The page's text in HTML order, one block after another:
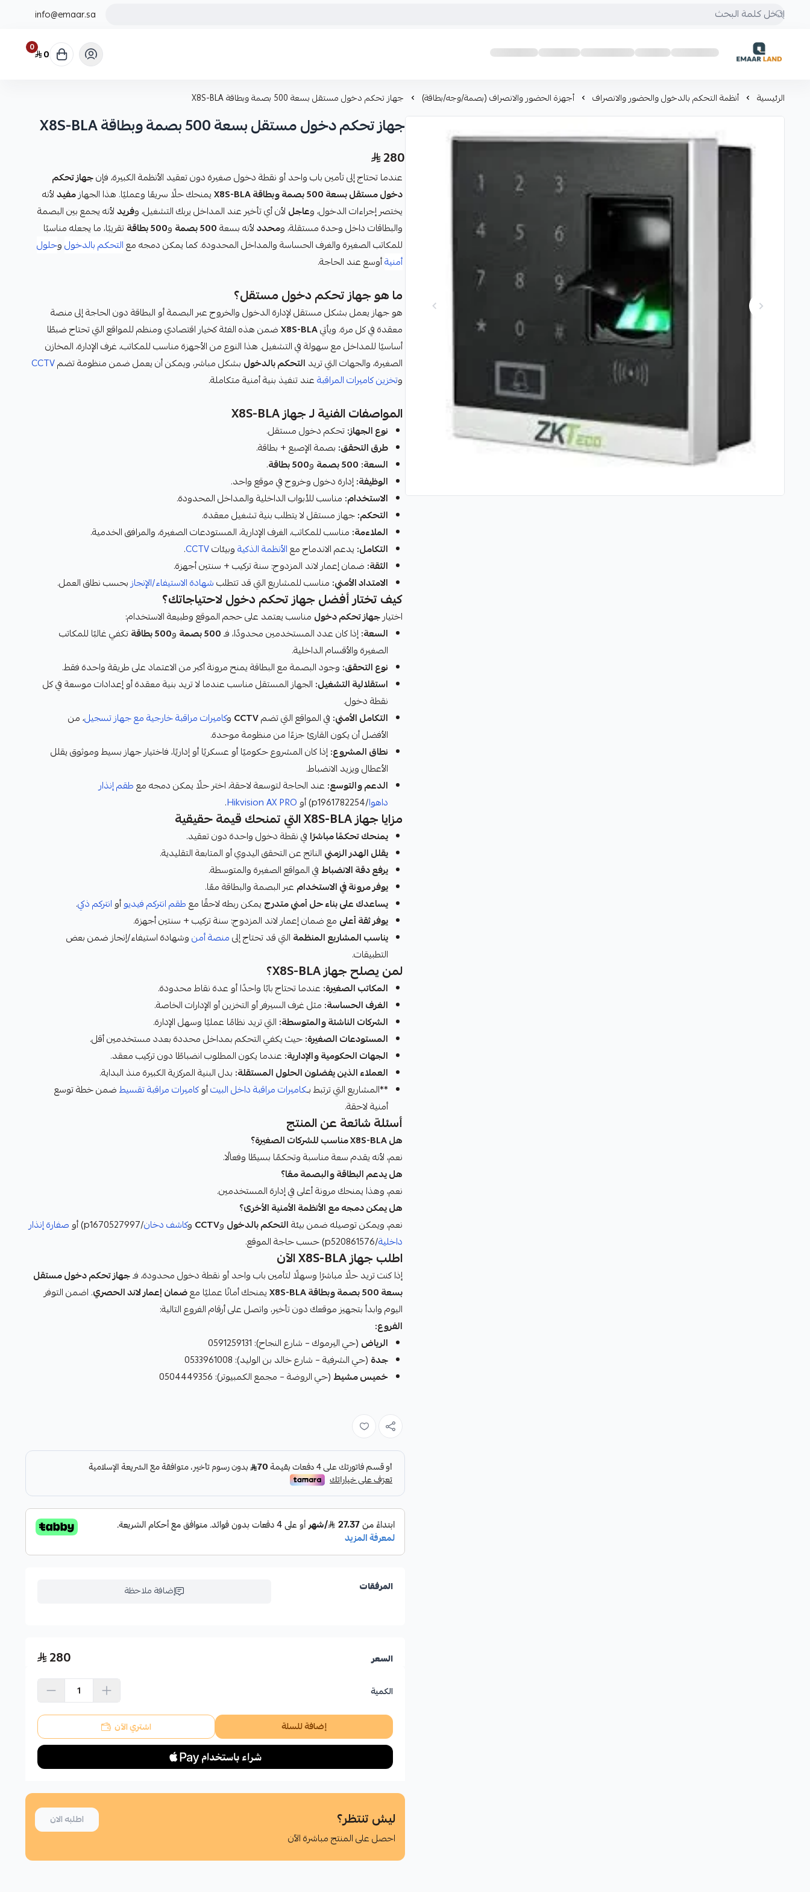
info@emaar.sa
إعمار لاند
0 0
الرئيسية أنظمة التحكم بالدخول والحضور والانصراف أجهزة الحضور والانصراف (بصمة/وجه/بطاقة) جهاز تحكم دخول مستقل بسعة 500 بصمة وبطاقة X8S-BLA
جهاز تحكم دخول مستقل بسعة 500 بصمة وبطاقة X8S-BLA
280
عندما تحتاج إلى تأمين باب واحد أو نقطة دخول صغيرة دون تعقيد الأنظمة الكبيرة، فإنجهاز تحكم
دخول مستقل بسعة 500 بصمة وبطاقة X8S-BLA
يمنحك حلًا سريعًا وعمليًا. هذا الجهازمفيدلأنه
يختصر إجراءات الدخول، وعاجل لأن أي تأخير عند المداخل يربك التشغيل، وفريدلأنه يجمع بين البصمة
والبطاقات داخل وحدة مستقلة، ومحددلأنه بسعة500 بصمة و500 بطاقة
تقريبًا، ما يجعله مناسبًا
للمكاتب الصغيرة والغرف الحساسة والمداخل المحدودة. كما يمكن دمجه معالتحكم بالدخولوحلول
أمنيةأوسع عند الحاجة.
ما هو جهاز تحكم دخول مستقل؟
هو جهاز يعمل بشكل مستقل لإدارة الدخول والخروج عبر البصمة أو البطاقة دون الحاجة إلى منصة
معقدة في كل مرة. ويأتيX8S-BLAضمن هذه الفئة كخيار اقتصادي ومنظم للمواقع التي تحتاج ضبطًا
أساسيًا للمداخل مع سهولة في التشغيل. هذا النوع من الأجهزة مناسب للمكاتب، غرف الإدارة، المخازن
الصغيرة، والجهات التي تريد التحكم بالدخول بشكل مباشر، ويمكن أن يعمل ضمن منظومة تضمCCTV
وتخزين كاميرات المراقبةعند تنفيذ بنية أمنية متكاملة.
المواصفات الفنية لـ جهاز X8S-BLA
نوع الجهاز:تحكم دخول مستقل.
طرق التحقق: بصمة الإصبع + بطاقة.
السعة: 500 بصمة و500 بطاقة
.
الوظيفة:إدارة دخول وخروج في موقع واحد.
الاستخدام: مناسب للأبواب الداخلية والمداخل المحدودة.
التحكم:جهاز مستقل لا يتطلب بنية تشغيل معقدة.
الملاءمة: مناسب للمكاتب، الغرف الإدارية، المستودعات الصغيرة، والمرافق الخدمية.
التكامل: يدعم الاندماج معالأنظمة الذكيةوبيئاتCCTV
.
الثقة: ضمان إعمار لاند المزدوج: سنة تركيب + سنتين أجهزة.
الامتداد الأمني: مناسب للمشاريع التي قد تتطلبشهادة الاستيفاء/الإنجازبحسب نطاق العمل.
كيف تختار أفضل جهاز تحكم دخول لاحتياجاتك؟
اختيارجهاز تحكم دخول مناسب يعتمد على حجم الموقع وطبيعة الاستخدام:
السعة:إذا كان عدد المستخدمين محدودًا، فـ500 بصمة و500 بطاقة
تكفي غالبًا للمكاتب
الصغيرة والأقسام الداخلية.
نوع التحقق: وجود البصمة مع البطاقة يمنح مرونة أكبر من الاعتماد على طريقة واحدة فقط.
استقلالية التشغيل: الجهاز المستقل مناسب عندما لا تريد بنية معقدة أو إعدادات موسعة في كل
نقطة دخول.
التكامل الأمني: في المواقع التي تضمCCTV وكاميرات مراقبة خارجية مع جهاز تسجيل، من
الأفضل أن يكون القارئ جزءًا من منظومة موحدة.
نطاق المشروع:إذا كان المشروع حكوميًا أو عسكريًا أو إداريًا، فاختيار جهاز بسيط وموثوق يقلل
الأعطال ويزيد الانضباط.
الدعم والتوسع: عند الحاجة لتوسعة لاحقة، اختر حلًا يمكن دمجه معطقم إنذار
داهوا/p1961782254) أو Hikvision AX PRO
.
مزايا جهاز X8S-BLA التي تمنحك قيمة حقيقية
يمنحك تحكمًا مباشرًا في نقطة دخول واحدة دون تعقيد.
يقلل الهدر الزمني الناتج عن التحقق اليدوي أو المتابعة التقليدية.
يرفع دقة الانضباط في المواقع الصغيرة والمتوسطة.
يوفر مرونة في الاستخدام عبر البصمة والبطاقة معًا.
يساعدك على بناء حل أمني متدرج يمكن ربطه لاحقًا معطقم انتركم فيديوأوانتركم ذكي.
يوفر ثقة أعلى مع ضمان إعمار لاند المزدوج: سنة تركيب + سنتين أجهزة.
يناسب المشاريع المنظمة التي قد تحتاج إلىمنصة أمنوشهادة استيفاء/إنجاز ضمن بعض
التطبيقات.
لمن يصلح جهاز X8S-BLA؟
المكاتب الصغيرة: عندما تحتاج بابًا واحدًا أو عدة نقاط محدودة.
الغرف الحساسة: مثل غرف السيرفر أو التخزين أو الإدارات الخاصة.
الشركات الناشئة والمتوسطة: التي تريد نظامًا عمليًا وسهل الإدارة.
المستودعات الصغيرة:حيث يكفي التحكم بمداخل محددة بعدد مستخدمين أقل.
الجهات الحكومية والإدارية: عندما يكون المطلوب انضباطًا دون تركيب معقد.
العملاء الذين يفضلون الحلول المستقلة: بدل البنية المركزية الكبيرة منذ البداية.
**المشاريع التي ترتبط بـكاميرات مراقبة داخل البيتأوكاميرات مراقبة تقسيطضمن خطة توسع
أمنية لاحقة.
أسئلة شائعة عن المنتج
هل X8S-BLA مناسب للشركات الصغيرة؟
نعم، لأنه يقدم سعة مناسبة وتحكمًا بسيطًا وفعالًا.
هل يدعم البطاقة والبصمة معًا؟
نعم، وهذا يمنحك مرونة أعلى في إدارة المستخدمين.
هل يمكن دمجه مع الأنظمة الأمنية الأخرى؟
نعم، ويمكن توصيله ضمن بيئةالتحكم بالدخول وCCTV وكاشف دخان/p1670527997) أو
صفارة إنذار
داخلية/p520861576) حسب حاجة الموقع.
اطلب جهاز X8S-BLA الآن
إذا كنت تريد حلًا مباشرًا وسهلًا لتأمين باب واحد أو نقطة دخول محدودة، فـجهاز تحكم دخول مستقل
بسعة 500 بصمة وبطاقة X8S-BLA
يمنحك أمانًا عمليًا معضمان إعمار لاند الحصري. اضمن التوفر
اليوم وابدأ بتجهيز موقعك دون تأخير، واتصل على أرقام الفروع التالية:
الفروع:
الرياض (حي اليرموك – شارع النجاح): 0591259131
جدة (حي الشرفية – شارع خالد بن الوليد): 0533961008
خميس مشيط (حي الروضة – مجمع الكمبيوتر): 0504449356
المرفقات إضافة ملاحظة
السعر 280
الكمية
إضافة للسلة اشتري الآن
ليش تنتظر؟
احصل على المنتج مباشرة الآن
اطلبه الان